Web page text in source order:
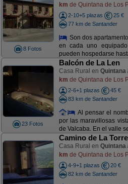
8 Fotos
km de Quintana de Los
2-10+5 plazas
25 €
77 km de Santander
Son dos
en cada uno
pueden hospedarse
23 Fotos
Balcón de La Len
Casa Rural en Quintana
km de Quintana de Los
2-6+1 plazas
45 €
83 km de Santander
Al pensar el
por las maravillosas
de Valcaba. En el valle
Camino de La Torre
Casa Rural en Quintana
km de Quintana de Los
4-9+1 plazas
20 €
82 km de Santander